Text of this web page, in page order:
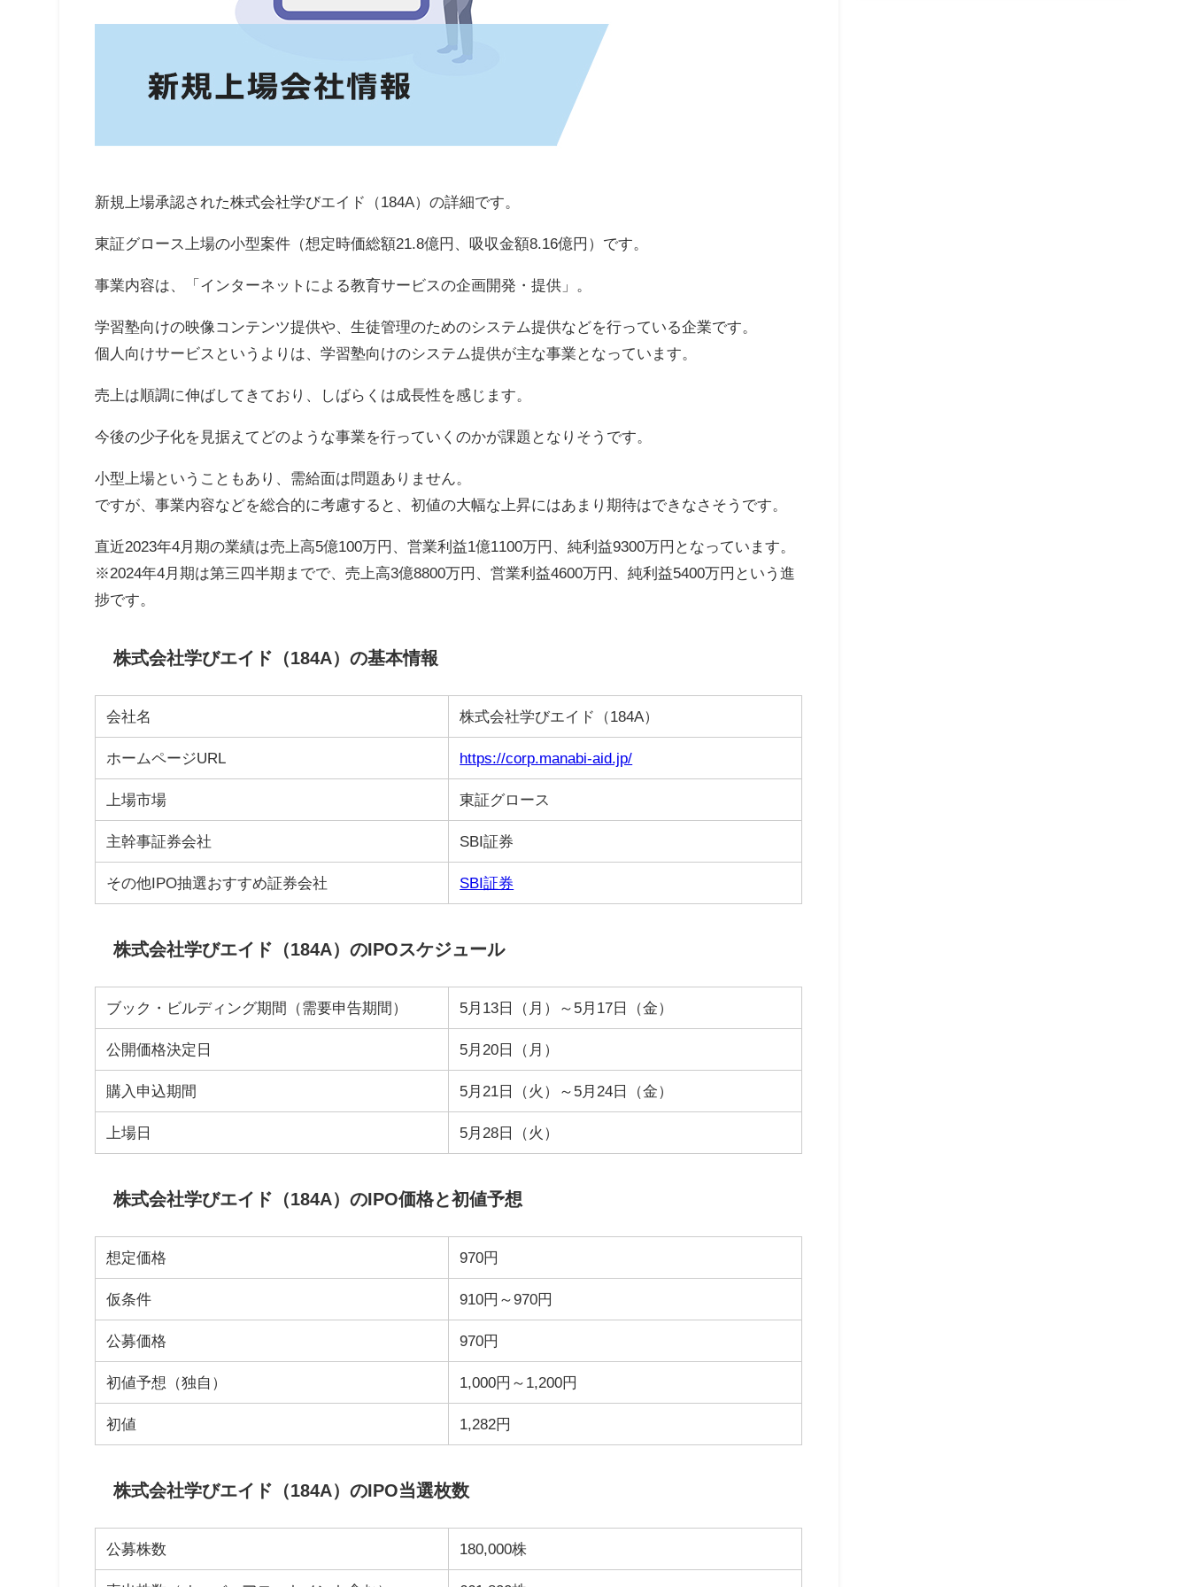
新規上場承認された株式会社学びエイド（184A）の詳細です。
東証グロース上場の小型案件（想定時価総額21.8億円、吸収金額8.16億円）です。
事業内容は、「インターネットによる教育サービスの企画開発・提供」。
学習塾向けの映像コンテンツ提供や、生徒管理のためのシステム提供などを行っている企業です。
個人向けサービスというよりは、学習塾向けのシステム提供が主な事業となっています。
売上は順調に伸ばしてきており、しばらくは成長性を感じます。
今後の少子化を見据えてどのような事業を行っていくのかが課題となりそうです。
小型上場ということもあり、需給面は問題ありません。
ですが、事業内容などを総合的に考慮すると、初値の大幅な上昇にはあまり期待はできなさそうです。
直近2023年4月期の業績は売上高5億100万円、営業利益1億1100万円、純利益9300万円となっています。
※2024年4月期は第三四半期までで、売上高3億8800万円、営業利益4600万円、純利益5400万円という進
捗です。
株式会社学びエイド（184A）の基本情報
会社名 株式会社学びエイド（184A）
ホームページURL https://corp.manabi-aid.jp/
上場市場 東証グロース
主幹事証券会社 SBI証券
その他IPO抽選おすすめ証券会社 SBI証券
株式会社学びエイド（184A）のIPOスケジュール
ブック・ビルディング期間（需要申告期間） 5月13日（月）～5月17日（金）
公開価格決定日 5月20日（月）
購入申込期間 5月21日（火）～5月24日（金）
上場日 5月28日（火）
株式会社学びエイド（184A）のIPO価格と初値予想
想定価格 970円
仮条件 910円～970円
公募価格 970円
初値予想（独自） 1,000円～1,200円
初値 1,282円
株式会社学びエイド（184A）のIPO当選枚数
公募株数 180,000株